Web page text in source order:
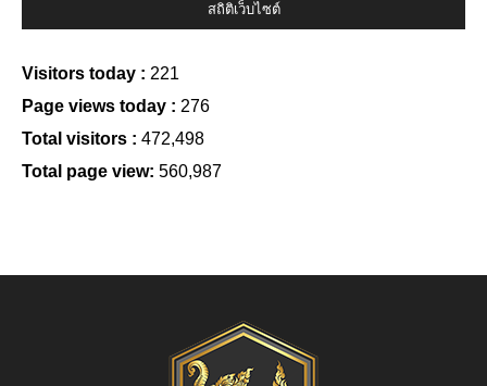
สถิติเว็บไซต์
Visitors today : 221
Page views today : 276
Total visitors : 472,498
Total page view: 560,987